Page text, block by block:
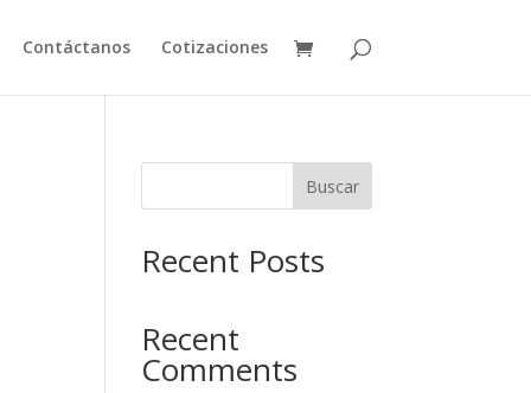
Contáctanos Cotizaciones
Buscar
Recent Posts
Recent
Comments